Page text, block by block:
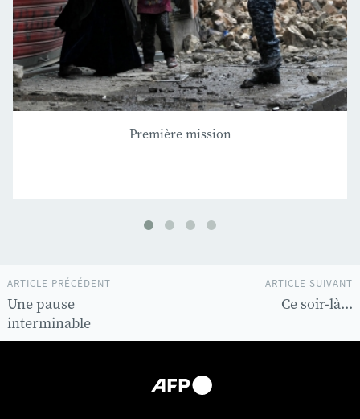
Première mission
ARTICLE SUIVANT
Ce soir-là...
ARTICLE PRÉCÉDENT
Une pause
interminable